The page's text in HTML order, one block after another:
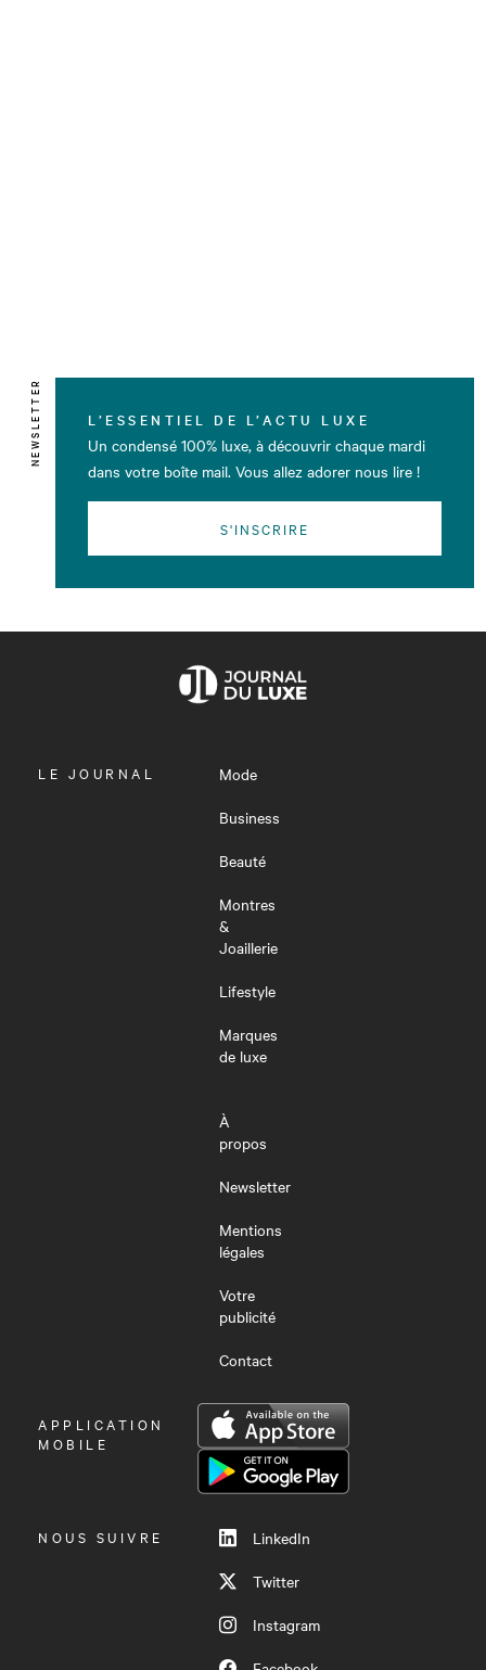
NEWSLETTER L’ESSENTIEL DE L’ACTU LUXE
Un condensé 100% luxe, à découvrir chaque mardi
dans votre boîte mail. Vous allez adorer nous lire !
S'INSCRIRE
OUVRIR
LE JOURNAL
Mode
Business
Beauté
Montres
&
Joaillerie
Lifestyle
Marques
de luxe
À
propos
Newsletter
Mentions
légales
Votre
publicité
Contact
OUVRIR
LE
APPLICATION
MOBILE
NOUS SUIVRE
LinkedIn
Twitter
Instagram